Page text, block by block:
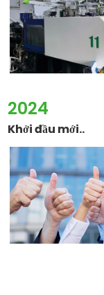
2024
Khởi đầu mới..